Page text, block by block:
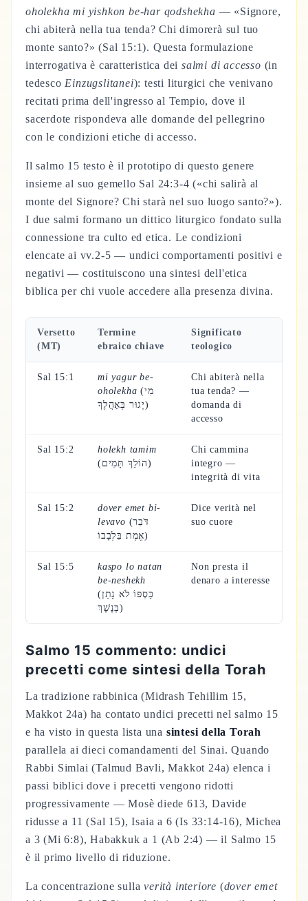
oholekha mi yishkon be-har qodshekha — «Signore,
chi abiterà nella tua tenda? Chi dimorerà sul tuo
monte santo?» (Sal 15:1). Questa formulazione
interrogativa è caratteristica deisalmi di accesso (in
tedesco Einzugslitanei): testi liturgici che venivano
recitati prima dell'ingresso al Tempio, dove il
sacerdote rispondeva alle domande del pellegrino
con le condizioni etiche di accesso.
Il salmo 15 testo è il prototipo di questo genere
insieme al suo gemello Sal 24:3-4 («chi salirà al
monte del Signore? Chi starà nel suo luogo santo?»).
I due salmi formano un dittico liturgico fondato sulla
connessione tra culto ed etica. Le condizioni
elencate ai vv.2-5 — undici comportamenti positivi e
negativi — costituiscono una sintesi dell'etica
biblica per chi vuole accedere alla presenza divina.
Versetto
(MT)
Termine
ebraico chiave
Significato
teologico
Sal 15:1
mi yagur be-
oholekha (מִי
יָגוּר בְּאׇהֳלֶךָ)
Chi abiterà nella
tua tenda? —
domanda di
accesso
Sal 15:2
holekh tamim
(הוֹלֵךְ תָּמִים)
Chi cammina
integro —
integrità di vita
Sal 15:2
dover emet bi-
levavo (דֹּבֵר
אֱמֶת בִּלְבָבוֹ)
Dice verità nel
suo cuore
Sal 15:5
kaspo lo natan
be-neshekh
(כַּסְפּוֹ לֹא נָתַן
בְּנֶשֶׁךְ)
Non presta il
denaro a interesse
Salmo 15 commento: undici
precetti come sintesi della Torah
La tradizione rabbinica (Midrash Tehillim 15,
Makkot 24a) ha contato undici precetti nel salmo 15
e ha visto in questa lista una sintesi della Torah
parallela ai dieci comandamenti del Sinai. Quando
Rabbi Simlai (Talmud Bavli, Makkot 24a) elenca i
passi biblici dove i precetti vengono ridotti
progressivamente — Mosè diede 613, Davide
ridusse a 11 (Sal 15), Isaia a 6 (Is 33:14-16), Michea
a 3 (Mi 6:8), Habakkuk a 1 (Ab 2:4) — il Salmo 15
è il primo livello di riduzione.
La concentrazione sullaverità interiore (dover emet